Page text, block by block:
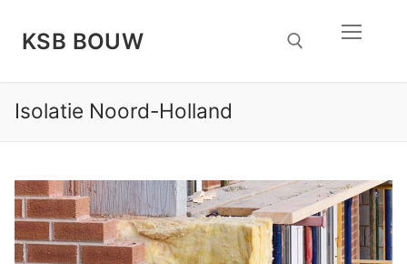
naar
inhoud
KSB BOUW
Isolatie Noord-Holland